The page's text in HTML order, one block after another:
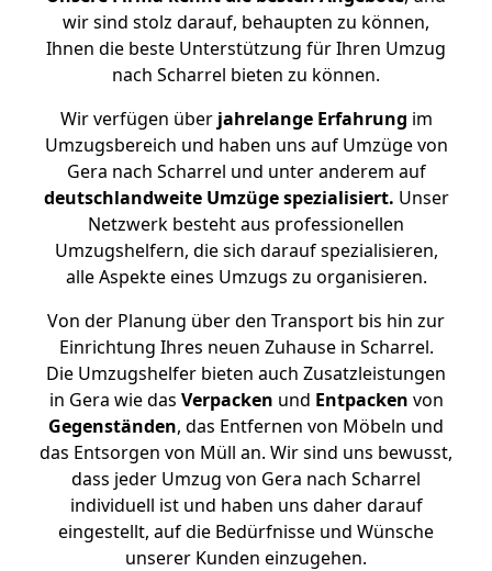
wir sind stolz darauf, behaupten zu können,
Ihnen die beste Unterstützung für Ihren Umzug
nach Scharrel bieten zu können.
Wir verfügen überjahrelange Erfahrung im
Umzugsbereich und haben uns auf Umzüge von
Gera nach Scharrel und unter anderem auf
deutschlandweite Umzüge spezialisiert. Unser
Netzwerk besteht aus professionellen
Umzugshelfern, die sich darauf spezialisieren,
alle Aspekte eines Umzugs zu organisieren.
Von der Planung über den Transport bis hin zur
Einrichtung Ihres neuen Zuhause in Scharrel.
Die Umzugshelfer bieten auch Zusatzleistungen
in Gera wie das Verpacken und Entpacken von
Gegenständen, das Entfernen von Möbeln und
das Entsorgen von Müll an. Wir sind uns bewusst,
dass jeder Umzug von Gera nach Scharrel
individuell ist und haben uns daher darauf
eingestellt, auf die Bedürfnisse und Wünsche
unserer Kunden einzugehen.